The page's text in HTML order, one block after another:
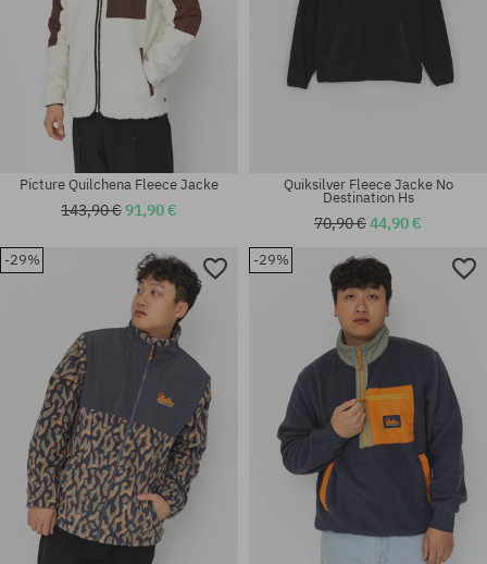
Verfügbare Größen:
Verfügbare Größen:
Picture Quilchena Fleece Jacke
143,90 €91,90 €
Quiksilver Fleece Jacke No
Destination Hs
70,90 €44,90 €
-29% -29%